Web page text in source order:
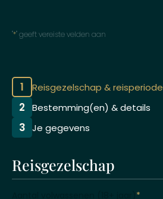
"*" geeft vereiste velden aan
1 Reisgezelschap & reisperiode
2 Bestemming(en) & details
3 Je gegevens
Reisgezelschap
*